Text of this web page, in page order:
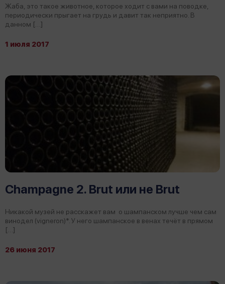
Жаба, это такое животное, которое ходит с вами на поводке,
периодически прыгает на грудь и давит так неприятно. В
данном […]
1 июля 2017
Champagne 2. Brut или не Brut
Никакой музей не расскажет вам о шампанском лучше чем сам
винодел (vigneron)*. У него шампанское в венах течёт в прямом
[…]
26 июня 2017